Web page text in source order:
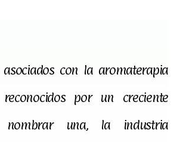
asociados con la aromaterapia
por un creciente
nombrar una, la industria